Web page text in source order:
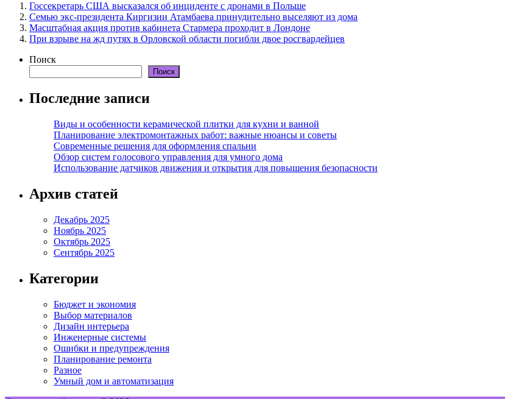
Госсекретарь США высказался об инциденте с дронами в Польше
Семью экс-президента Киргизии Атамбаева принудительно выселяют из дома
Масштабная акция против кабинета Стармера проходит в Лондоне
При взрыве на жд путях в Орловской области погибли двое росгвардейцев
Поиск
Поиск
Последние записи
Виды и особенности керамической плитки для кухни и ванной
Планирование электромонтажных работ: важные нюансы и советы
Современные решения для оформления спальни
Обзор систем голосового управления для умного дома
Использование датчиков движения и открытия для повышения безопасности
Архив статей
Декабрь 2025
Ноябрь 2025
Октябрь 2025
Сентябрь 2025
Категории
Бюджет и экономия
Выбор материалов
Дизайн интерьера
Инженерные системы
Ошибки и предупреждения
Планирование ремонта
Разное
Умный дом и автоматизация